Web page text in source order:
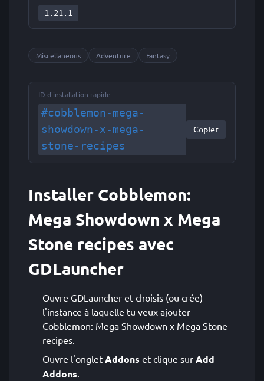
1.21.1
Miscellaneous Adventure Fantasy
ID d'installation rapide
#cobblemon-mega-
showdown-x-mega-
stone-recipes
Copier
Installer Cobblemon:
Mega Showdown x Mega
Stone recipes avec
GDLauncher
Ouvre GDLauncher et choisis (ou crée)
l'instance à laquelle tu veux ajouter
Cobblemon: Mega Showdown x Mega Stone
recipes.
Ouvre l'onglet Addons et clique sur Add
Addons.